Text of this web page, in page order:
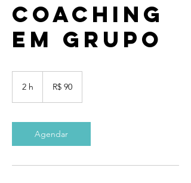
Coaching
em Grupo
2 h
brasileiros
R$ 90
Agendar